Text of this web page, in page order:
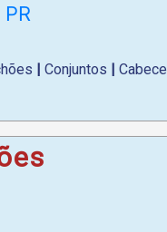
| Conjuntos |